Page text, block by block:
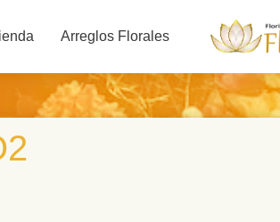
Arreglos Florales